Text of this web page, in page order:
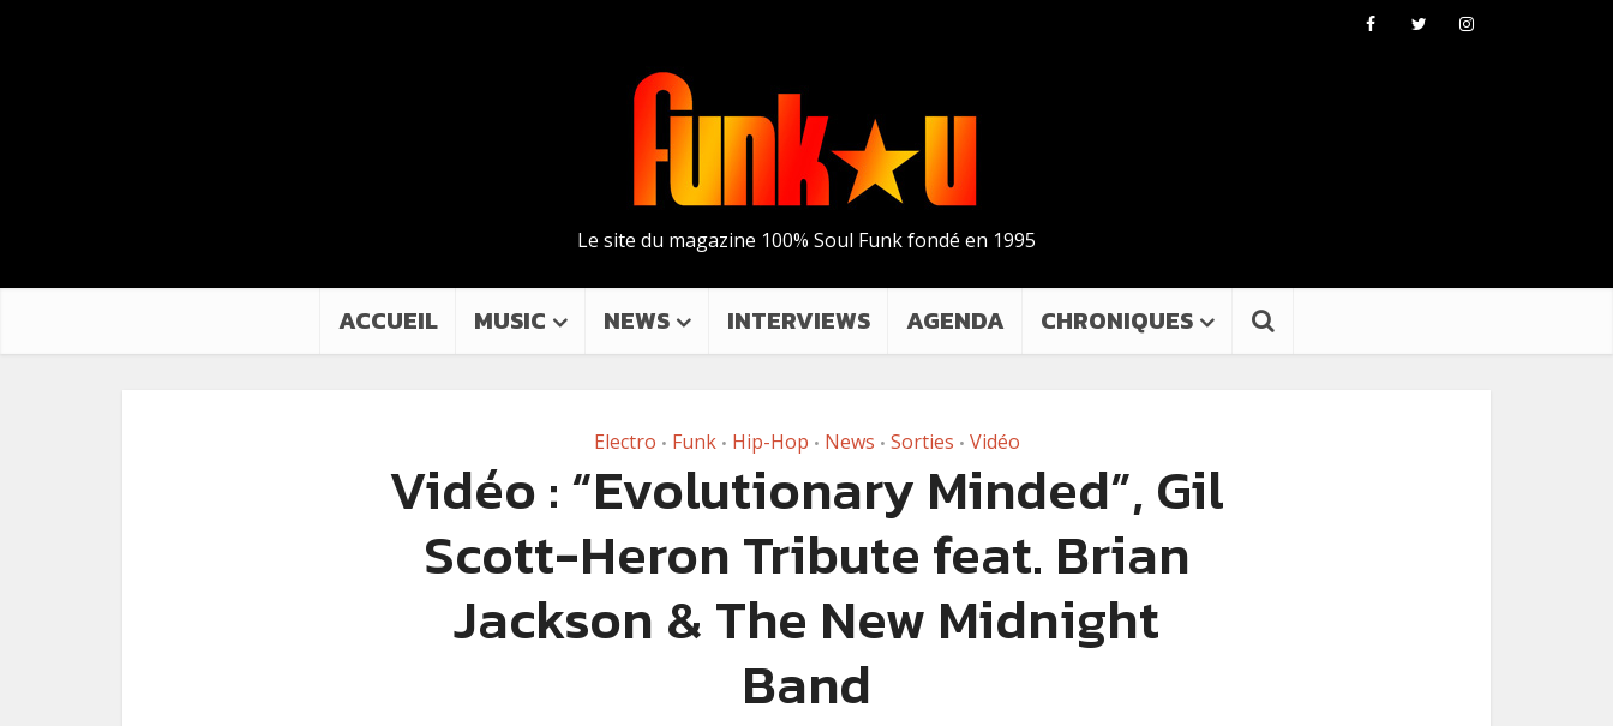
Le site du magazine 100% Soul Funk fondé en 1995
ACCUEIL MUSIC NEWS INTERVIEWS AGENDA CHRONIQUES
Electro • Funk • Hip-Hop • News • Sorties • Vidéo
Vidéo : “Evolutionary Minded”, Gil
Scott-Heron Tribute feat. Brian
Jackson & The New Midnight
Band